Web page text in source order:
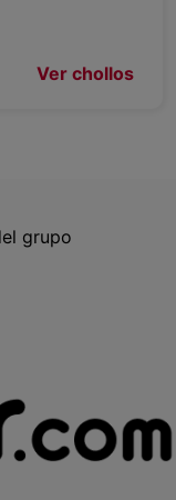
Ver chollos
grupo